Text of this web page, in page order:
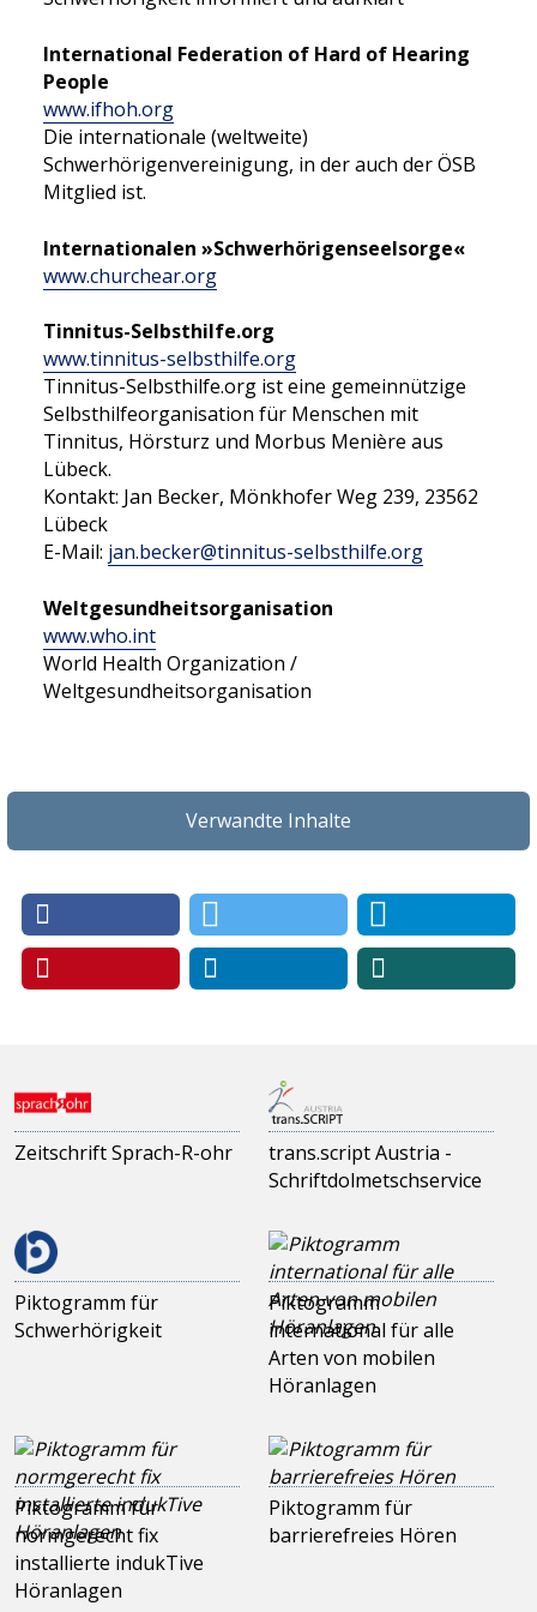
Diverses
Bestellung
Kontakt
Suche
International Federation of Hard of Hearing
People
www.ifhoh.org
Die internationale (weltweite)
Schwerhörigenvereinigung, in der auch der ÖSB
Mitglied ist.
Internationalen »Schwerhörigenseelsorge«
www.churchear.org
Tinnitus-Selbsthilfe.org
www.tinnitus-selbsthilfe.org
Tinnitus-Selbsthilfe.org ist eine gemeinnützige
Selbsthilfeorganisation für Menschen mit
Tinnitus, Hörsturz und Morbus Menière aus
Lübeck.
Kontakt: Jan Becker, Mönkhofer Weg 239, 23562
Lübeck
E-Mail: jan.becker@tinnitus-selbsthilfe.org
Weltgesundheitsorganisation
www.who.int
World Health Organization /
Weltgesundheitsorganisation
Verwandte Inhalte
Zeitschrift Sprach-R-ohr
trans.script Austria -
Schriftdolmetschservice
Piktogramm für
Schwerhörigkeit
Piktogramm
international für alle
Arten von mobilen
Höranlagen
Piktogramm für
normgerecht fix
installierte indukTive
Höranlagen
Piktogramm für
barrierefreies Hören